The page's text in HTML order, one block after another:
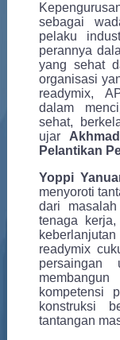
sebagai
pelaku
perannya
yang sehat
organisasi
readymix,
dalam
sehat,
ujar
Pelantikan
Yoppi
menyoroti
dari
tenaga
readymix
persaingan
kompetensi
konstruksi
tantangan